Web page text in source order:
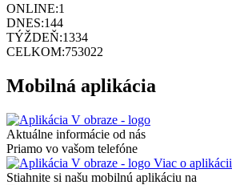
ONLINE:1
DNES:144
TÝŽDEŇ:1334
CELKOM:753022
Mobilná aplikácia
Aktuálne informácie od nás
Priamo vo vašom telefóne
Viac o aplikácii
Stiahnite si našu mobilnú aplikáciu na